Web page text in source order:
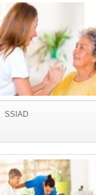
SSIAD